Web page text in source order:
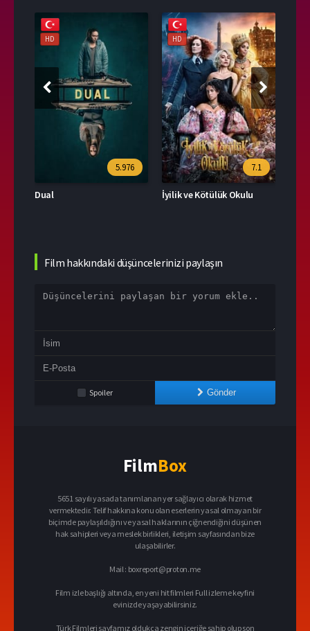
HD
5.976
Dual
HD
7.1
İyilik ve Kötülük Okulu
Film hakkındaki düşüncelerinizi paylaşın
Spoiler Gönder
FilmBox
5651 sayılı yasada tanımlanan yer sağlayıcı olarak hizmet
vermektedir. Telif hakkına konu olan eserlerin yasal olmayan bir
biçimde paylaşıldığını ve yasal haklarının çiğnendiğini düşünen
hak sahipleri veya meslek birlikleri, iletişim sayfasından bize
ulaşabilirler.
Mail : boxreport@proton.me
Film izle başlığı altında, en yeni hit filmleri Full izleme keyfini
evinizde yaşayabilirsiniz.
Türk Filmleri sayfamız oldukça zengin içeriğe sahip olup son